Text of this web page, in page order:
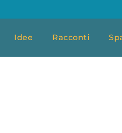
Idee Racconti